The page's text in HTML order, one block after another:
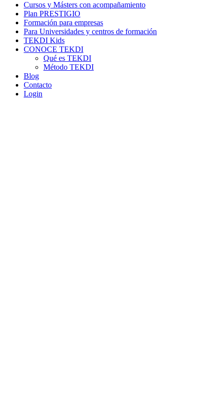
Cursos y Másters con acompañamiento
Plan PRESTIGIO
Formación para empresas
Para Universidades y centros de formación
TEKDI Kids
CONOCE TEKDI
Qué es TEKDI
Método TEKDI
Blog
Contacto
Login